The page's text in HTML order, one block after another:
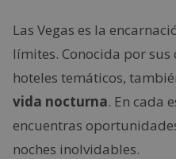
Las Vegas es la
límites. Conocida por sus
hoteles temáticos,
vida nocturna. En cada
encuentras
noches inolvidables.